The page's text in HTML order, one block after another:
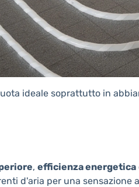
ideale soprattutto in
, efficienza energetica
d'aria per una sensazione